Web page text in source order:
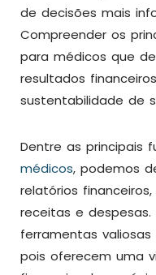
de decisões mais
Compreender os
para médicos que
resultados
sustentabilidade de
Dentre as principais
médicos, podemos
relatórios
receitas e despesas.
ferramentas
pois oferecem uma